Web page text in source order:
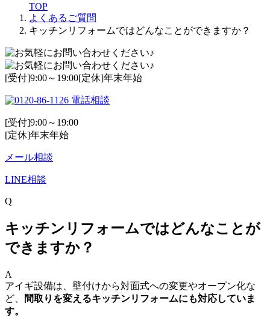
TOP
よくあるご質問
キッチンリフォームではどんなことができますか？
[受付]9:00～19:00[定休]年末年始
電話相談
[受付]9:00～19:00
[定休]年末年始
メール相談
LINE相談
Q
キッチンリフォームではどんなことが
できますか？
A
アイギ設備は、壁付けから対面式への変更やオープン化な
ど、
間取りを変えるキッチンリフォームにも対応していま
す。